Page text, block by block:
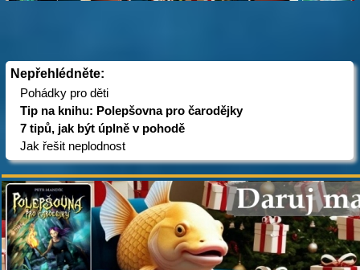
Nepřehlédněte:
Pohádky pro děti
Tip na knihu: Polepšovna pro čarodějky
7 tipů, jak být úplně v pohodě
Jak řešit neplodnost